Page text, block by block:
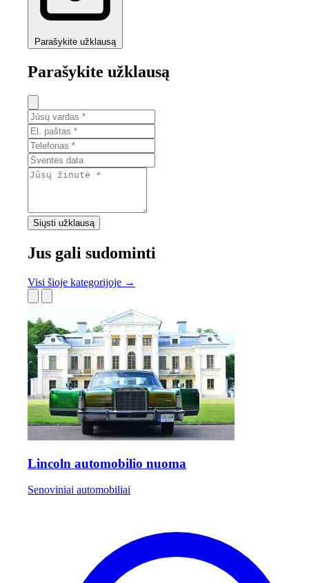
Parašykite užklausą
Parašykite užklausą
Siųsti užklausą
Jus gali sudominti
Visi šioje kategorijoje →
Lincoln automobilio nuoma
Senoviniai automobiliai